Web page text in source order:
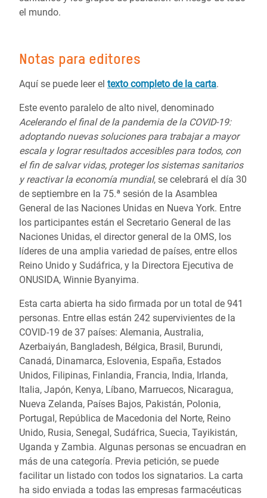
el mundo.
Notas para editores
Aquí se puede leer el texto completo de la carta.
Este evento paralelo de alto nivel, denominado
Acelerando el final de la pandemia de la COVID-19:
adoptando nuevas soluciones para trabajar a mayor
escala y lograr resultados accesibles para todos, con
el fin de salvar vidas, proteger los sistemas sanitarios
y reactivar la economía mundial, se celebrará el día 30
de septiembre en la 75.ª sesión de la Asamblea
General de las Naciones Unidas en Nueva York. Entre
los participantes están el Secretario General de las
Naciones Unidas, el director general de la OMS, los
líderes de una amplia variedad de países, entre ellos
Reino Unido y Sudáfrica, y la Directora Ejecutiva de
ONUSIDA, Winnie Byanyima.
Esta carta abierta ha sido firmada por un total de 941
personas. Entre ellas están 242 supervivientes de la
COVID-19 de 37 países: Alemania, Australia,
Azerbaiyán, Bangladesh, Bélgica, Brasil, Burundi,
Canadá, Dinamarca, Eslovenia, España, Estados
Unidos, Filipinas, Finlandia, Francia, India, Irlanda,
Italia, Japón, Kenya, Líbano, Marruecos, Nicaragua,
Nueva Zelanda, Países Bajos, Pakistán, Polonia,
Portugal, República de Macedonia del Norte, Reino
Unido, Rusia, Senegal, Sudáfrica, Suecia, Tayikistán,
Uganda y Zambia. Algunas personas se encuadran en
más de una categoría. Previa petición, se puede
facilitar un listado con todos los signatarios. La carta
ha sido enviada a todas las empresas farmacéuticas